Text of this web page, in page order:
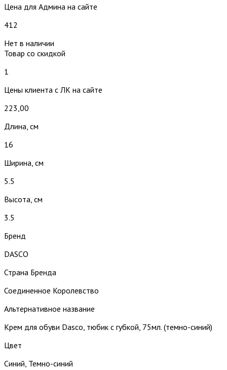
Цена для Админа на сайте
412
Нет в наличии
Товар со скидкой
1
Цены клиента с ЛК на сайте
223,00
Длина, см
16
Ширина, см
5.5
Высота, см
3.5
Бренд
DASCO
Страна Бренда
Соединенное Королевство
Альтернативное название
Крем для обуви Dasco, тюбик с губкой, 75мл. (темно-синий)
Цвет
Синий, Темно-синий